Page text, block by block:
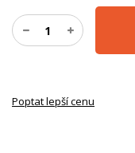
Poptat lepší cenu